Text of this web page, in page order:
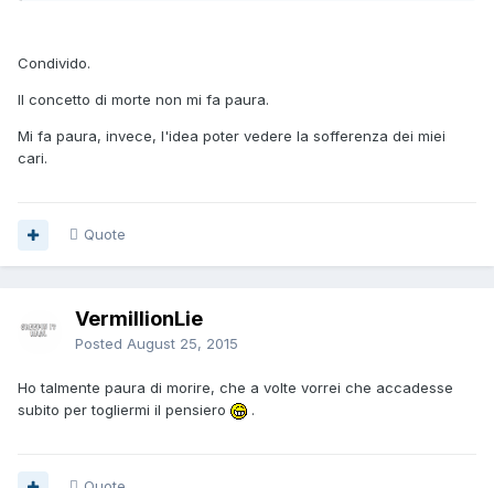
Condivido.
Il concetto di morte non mi fa paura.
Mi fa paura, invece, l'idea poter vedere la sofferenza dei miei
cari.
Quote
VermillionLie
Posted August 25, 2015
Ho talmente paura di morire, che a volte vorrei che accadesse
subito per togliermi il pensiero
.